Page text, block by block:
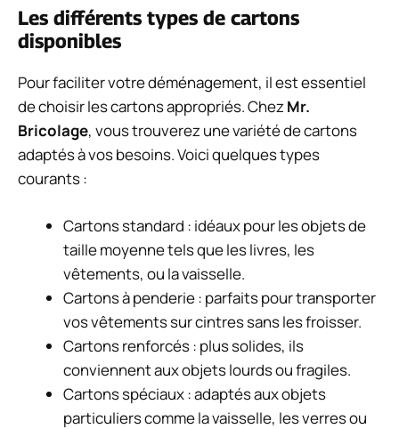
Les différents types de cartons
disponibles
Pour faciliter votre déménagement, il est essentiel
de choisir les cartons appropriés. ChezMr.
Bricolage, vous trouverez une variété de cartons
adaptés à vos besoins. Voici quelques types
courants :
Cartons standard : idéaux pour les objets de
taille moyenne tels que les livres, les
vêtements, ou la vaisselle.
Cartons à penderie : parfaits pour transporter
vos vêtements sur cintres sans les froisser.
Cartons renforcés : plus solides, ils
conviennent aux objets lourds ou fragiles.
Cartons spéciaux : adaptés aux objets
particuliers comme la vaisselle, les verres ou